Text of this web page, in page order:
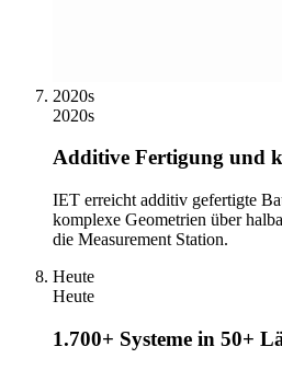
2020s
2020s
Additive Fertigung und
IET erreicht additiv gefertigte
komplexe Geometrien über
die Measurement Station.
Heute
Heute
1.700+ Systeme in 50+